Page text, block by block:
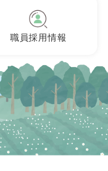
職員採用情報